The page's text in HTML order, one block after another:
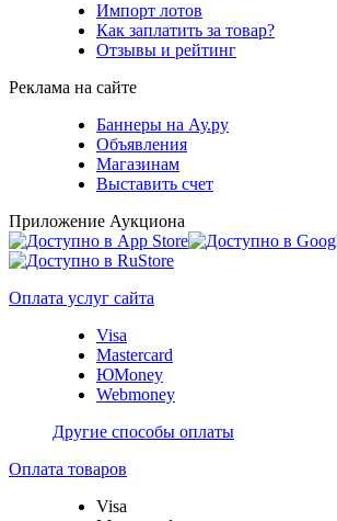
Импорт лотов
Как заплатить за товар?
Отзывы и рейтинг
Реклама на сайте
Баннеры на Ау.ру
Объявления
Магазинам
Выставить счет
Приложение Аукциона
Оплата услуг сайта
Visa
Mastercard
ЮMoney
Webmoney
Другие способы оплаты
Оплата товаров
Visa